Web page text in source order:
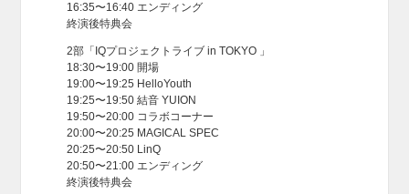
16:35〜16:40 エンディング
終演後特典会
2部「IQプロジェクトライブ in TOKYO 」
18:30〜19:00 開場
19:00〜19:25 HelloYouth
19:25〜19:50 結音 YUION
19:50〜20:00 コラボコーナー
20:00〜20:25 MAGICAL SPEC
20:25〜20:50 LinQ
20:50〜21:00 エンディング
終演後特典会